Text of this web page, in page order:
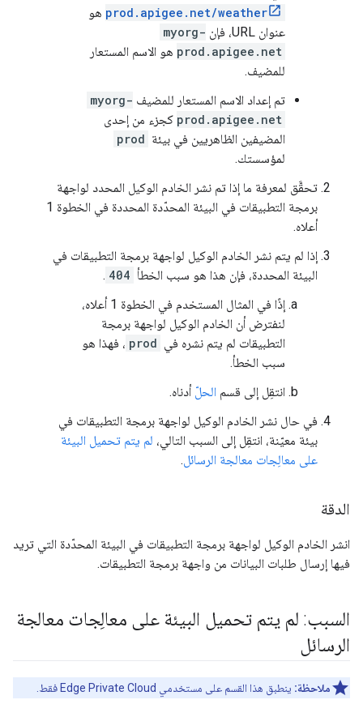
prod.apigee.net/weather هو
عنوان URL، فإن
myorg-
prod.apigee.net هو الاسم المستعار
للمضيف.
تم إعداد الاسم المستعار للمضيف myorg-
prod.apigee.net كجزء من إحدى
المضيفين الظاهريين في بيئة prod
لمؤسستك.
تحقَّق لمعرفة ما إذا تم نشر الخادم الوكيل المحدد لواجهة
برمجة التطبيقات في البيئة المحدّدة المحددة في الخطوة 1
أعلاه.
إذا لم يتم نشر الخادم الوكيل لواجهة برمجة التطبيقات في
البيئة المحددة، فإن هذا هو سبب الخطأ 404
.
إذًا في المثال المستخدم في الخطوة 1 أعلاه،
لنفترض أن الخادم الوكيل لواجهة برمجة
التطبيقات لم يتم نشره في prod ، فهذا هو
سبب الخطأ.
انتقِل إلى قسم الحلّ أدناه.
في حال نشر الخادم الوكيل لواجهة برمجة التطبيقات في
بيئة معيّنة، انتقِل إلى السبب التالي، لم يتم تحميل البيئة
على معالِجات معالجة الرسائل.
الدقة
انشر الخادم الوكيل لواجهة برمجة التطبيقات في البيئة المحدّدة التي تريد
فيها إرسال طلبات البيانات من واجهة برمجة التطبيقات.
السبب: لم يتم تحميل البيئة على معالِجات معالجة
الرسائل
ملاحظة: ينطبق هذا القسم على مستخدمي Edge Private Cloud فقط.